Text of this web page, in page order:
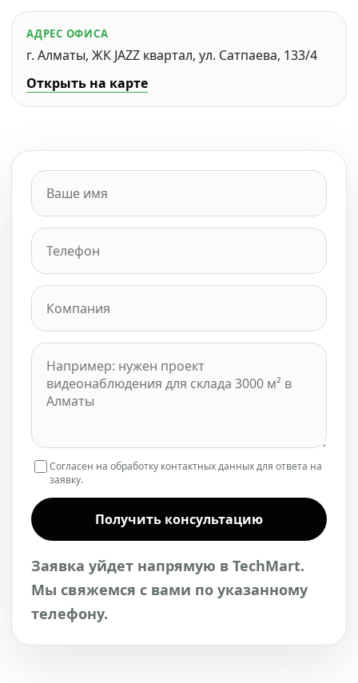
АДРЕС ОФИСА
г. Алматы, ЖК JAZZ квартал, ул. Сатпаева, 133/4
Открыть на карте
Согласен на обработку контактных данных для ответа на
заявку.
Получить консультацию
Заявка уйдет напрямую в TechMart.
Мы свяжемся с вами по указанному
телефону.